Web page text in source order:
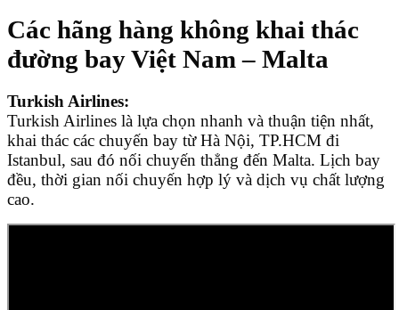
Các hãng hàng không khai thác
đường bay Việt Nam – Malta
Turkish Airlines:
Turkish Airlines là lựa chọn nhanh và thuận tiện nhất,
khai thác các chuyến bay từ Hà Nội, TP.HCM đi
Istanbul, sau đó nối chuyến thẳng đến Malta. Lịch bay
đều, thời gian nối chuyến hợp lý và dịch vụ chất lượng
cao.